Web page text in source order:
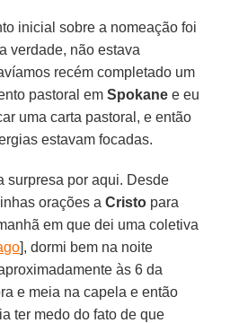
inicial sobre a nomeação foi
verdade, não estava
recém completado um
pastoral emSpokane e eu
uma carta pastoral, e então
estavam focadas.
surpresa por aqui. Desde
orações aCristo para
em que dei uma coletiva
], dormi bem na noite
às 6 da
e meia na capela e então
ter medo do fato de que